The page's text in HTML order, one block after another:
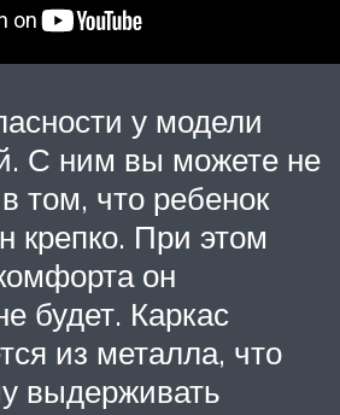
у модели
С ним вы можете не
том, что ребенок
крепко. При этом
он
будет. Каркас
из металла, что
выдерживать